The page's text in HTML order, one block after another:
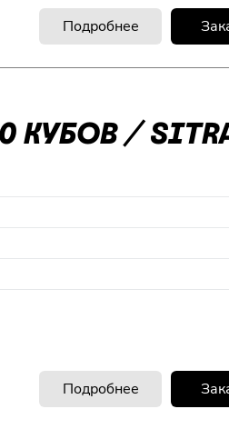
Подробнее
КУБОВ /
Подробнее